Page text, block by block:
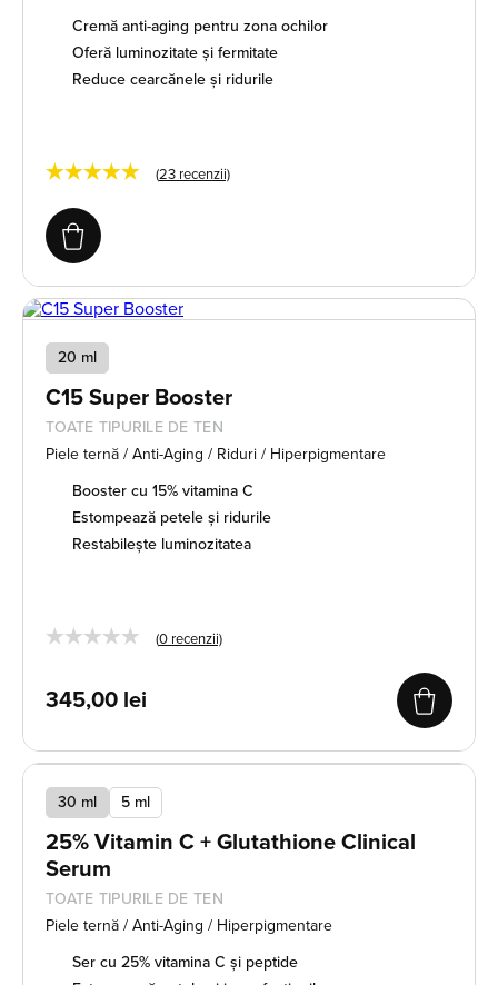
Cremă anti-aging pentru zona ochilor
Oferă luminozitate și fermitate
Reduce cearcănele și ridurile
★★★★★ (23 recenzii)
20 ml
C15 Super Booster
TOATE TIPURILE DE TEN
Piele ternă / Anti-Aging / Riduri / Hiperpigmentare
Booster cu 15% vitamina C
Estompează petele și ridurile
Restabilește luminozitatea
★★★★★ (0 recenzii)
345,00 lei
30 ml 5 ml
25% Vitamin C + Glutathione Clinical
Serum
TOATE TIPURILE DE TEN
Piele ternă / Anti-Aging / Hiperpigmentare
Ser cu 25% vitamina C și peptide